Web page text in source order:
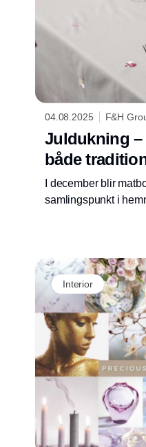
04.08.2025 F&H
Juldukning
både
I december blir
samlingspunkt i
speciellt.
Interior